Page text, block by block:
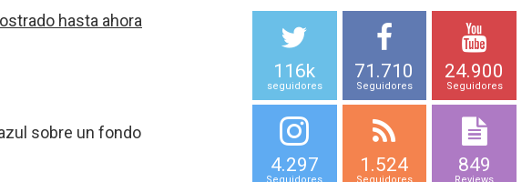
hasta ahora
sobre un fondo
116k
seguidores
71.710
Seguidores
24.900
Seguidores
4.297 1.524 849